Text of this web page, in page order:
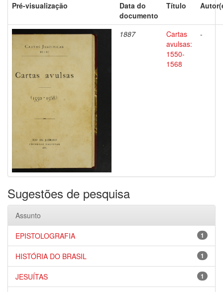
Pré-visualização
Data do
documento
Título
1887
Cartas
avulsas:
1550-
1568
-
Sugestões de pesquisa
Assunto
1
EPISTOLOGRAFIA
1
HISTÓRIA DO BRASIL
1
JESUÍTAS